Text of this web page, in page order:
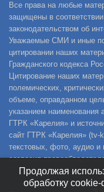
Все права на любые
защищены в
законодательством об
Уважаемые СМИ и иные
цитировании наших
Гражданского кодекса
Цитирование наших
полемических,
объеме, оправданном
указанием наименования
ГТРК «Карелия» и
сайт ГТРК «Карелия» (tv-
текстовых, фото, аудио и
согласия
Продолжая
обработку